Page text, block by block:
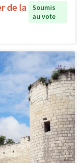
de la
Soumis
au vote